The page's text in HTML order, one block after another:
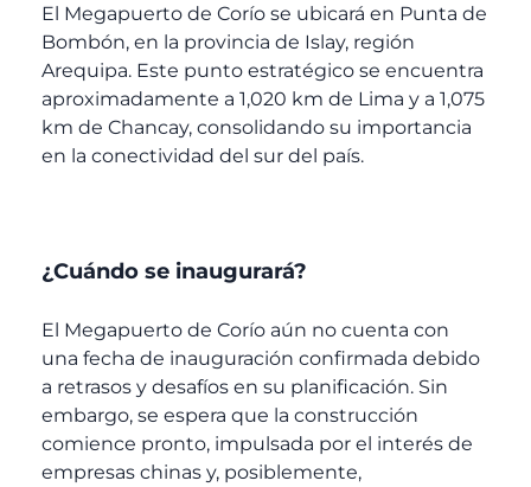
El Megapuerto de Corío se ubicará en Punta de
Bombón, en la provincia de Islay, región
Arequipa. Este punto estratégico se encuentra
aproximadamente a 1,020 km de Lima y a 1,075
km de Chancay, consolidando su importancia
en la conectividad del sur del país.
¿Cuándo se inaugurará?
El Megapuerto de Corío aún no cuenta con
una fecha de inauguración confirmada debido
a retrasos y desafíos en su planificación. Sin
embargo, se espera que la construcción
comience pronto, impulsada por el interés de
empresas chinas y, posiblemente,